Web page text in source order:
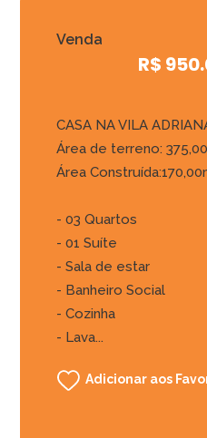
Venda
R$
CASA NA VILA
Área de terreno:
Área
- 03 Quartos
- 01 Suíte
- Sala de estar
- Banheiro Social
- Cozinha
- Lava...
Adicionar aos